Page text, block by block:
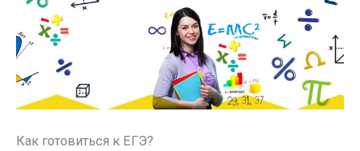
Как готовиться к ЕГЭ?